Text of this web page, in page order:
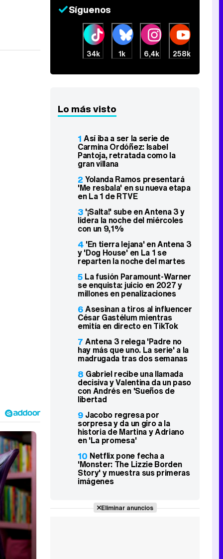
Síguenos
34k 1k 6,4k 258k
Lo más visto
1 Así iba a ser la serie de
Carmina Ordóñez: Isabel
Pantoja, retratada como la
gran villana
2 Yolanda Ramos presentará
'Me resbala' en su nueva etapa
en La 1 de RTVE
3 '¡Salta!' sube en Antena 3 y
lidera la noche del miércoles
con un 9,1%
4 'En tierra lejana' en Antena 3
y 'Dog House' en La 1 se
reparten la noche del martes
5 La fusión Paramount-Warner
se enquista: juicio en 2027 y
millones en penalizaciones
6Asesinan a tiros al influencer
César Gastélum mientras
emitía en directo en TikTok
7 Antena 3 relega 'Padre no
hay más que uno. La serie' a la
madrugada tras dos semanas
8 Gabriel recibe una llamada
decisiva y Valentina da un paso
con Andrés en 'Sueños de
libertad
9 Jacobo regresa por
sorpresa y da un giro a la
historia de Martina y Adriano
en 'La promesa'
10 Netflix pone fecha a
'Monster: The Lizzie Borden
Story' y muestra sus primeras
imágenes
Eliminar anuncios